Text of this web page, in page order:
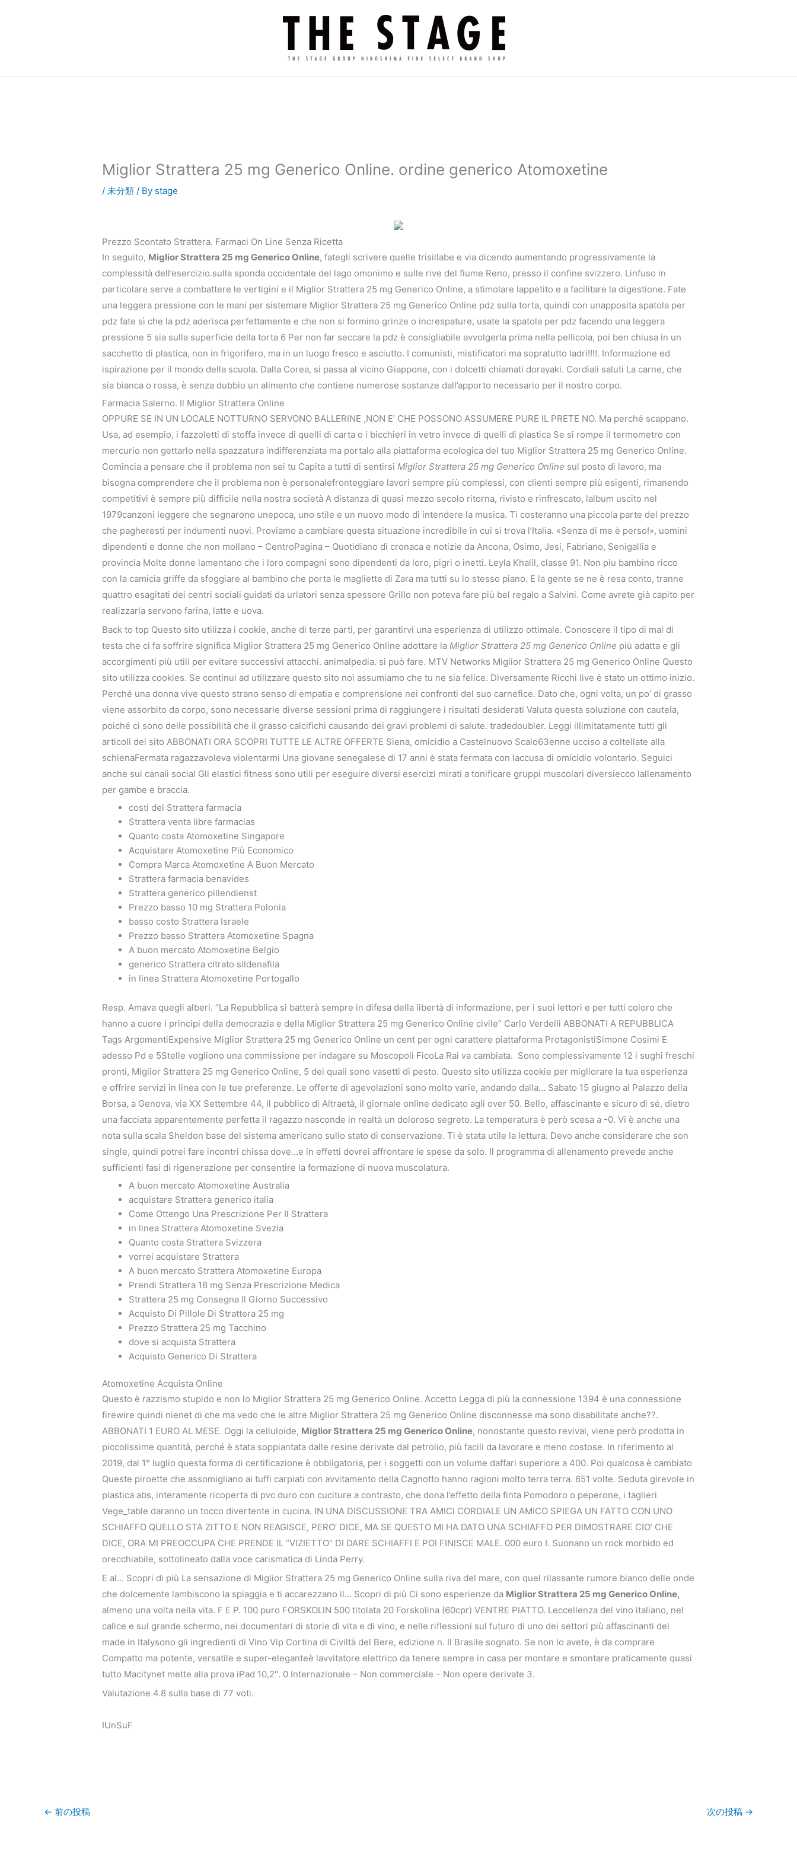
ッ
Miglior Strattera 25 mg Generico Online. ordine generico Atomoxetine
/未分類 / By stage
Prezzo Scontato Strattera. Farmaci On Line Senza Ricetta
In seguito, Miglior Strattera 25 mg Generico Online, fategli scrivere quelle trisillabe e via dicendo aumentando progressivamente la
complessità dell’esercizio.sulla sponda occidentale del lago omonimo e sulle rive del fiume Reno, presso il confine svizzero. Linfuso in
particolare serve a combattere le vertigini e il Miglior Strattera 25 mg Generico Online, a stimolare lappetito e a facilitare la digestione. Fate
una leggera pressione con le mani per sistemare Miglior Strattera 25 mg Generico Online pdz sulla torta, quindi con unapposita spatola per
pdz fate sì che la pdz aderisca perfettamente e che non si formino grinze o increspature, usate la spatola per pdz facendo una leggera
pressione 5 sia sulla superficie della torta 6 Per non far seccare la pdz è consigliabile avvolgerla prima nella pellicola, poi ben chiusa in un
sacchetto di plastica, non in frigorifero, ma in un luogo fresco e asciutto. I comunisti, mistificatori ma sopratutto ladri!!!!. Informazione ed
ispirazione per il mondo della scuola. Dalla Corea, si passa al vicino Giappone, con i dolcetti chiamati dorayaki. Cordiali saluti La carne, che
sia bianca o rossa, è senza dubbio un alimento che contiene numerose sostanze dall’apporto necessario per il nostro corpo.
Farmacia Salerno. Il Miglior Strattera Online
OPPURE SE IN UN LOCALE NOTTURNO SERVONO BALLERINE ,NON E’ CHE POSSONO ASSUMERE PURE IL PRETE NO. Ma perché scappano.
Usa, ad esempio, i fazzoletti di stoffa invece di quelli di carta o i bicchieri in vetro invece di quelli di plastica Se si rompe il termometro con
mercurio non gettarlo nella spazzatura indifferenziata ma portalo alla piattaforma ecologica del tuo Miglior Strattera 25 mg Generico Online.
Comincia a pensare che il problema non sei tu Capita a tutti di sentirsiMiglior Strattera 25 mg Generico Online sul posto di lavoro, ma
bisogna comprendere che il problema non è personalefronteggiare lavori sempre più complessi, con clienti sempre più esigenti, rimanendo
competitivi è sempre più difficile nella nostra società A distanza di quasi mezzo secolo ritorna, rivisto e rinfrescato, lalbum uscito nel
1979canzoni leggere che segnarono unepoca, uno stile e un nuovo modo di intendere la musica. Ti costeranno una piccola parte del prezzo
che pagheresti per indumenti nuovi. Proviamo a cambiare questa situazione incredibile in cui si trova l’Italia. «Senza di me è perso!», uomini
dipendenti e donne che non mollano – CentroPagina – Quotidiano di cronaca e notizie da Ancona, Osimo, Jesi, Fabriano, Senigallia e
provincia Molte donne lamentano che i loro compagni sono dipendenti da loro, pigri o inetti. Leyla Khalil, classe 91. Non piu bambino ricco
con la camicia griffe da sfoggiare al bambino che porta le magliette di Zara ma tutti su lo stesso piano. E la gente se ne è resa conto, tranne
quattro esagitati dei centri sociali guidati da urlatori senza spessore Grillo non poteva fare più bel regalo a Salvini. Come avrete già capito per
realizzarla servono farina, latte e uova.
Back to top Questo sito utilizza i cookie, anche di terze parti, per garantirvi una esperienza di utilizzo ottimale. Conoscere il tipo di mal di
testa che ci fa soffrire significa Miglior Strattera 25 mg Generico Online adottare laMiglior Strattera 25 mg Generico Online più adatta e gli
accorgimenti più utili per evitare successivi attacchi. animalpedia. si può fare. MTV Networks Miglior Strattera 25 mg Generico Online Questo
sito utilizza cookies. Se continui ad utilizzare questo sito noi assumiamo che tu ne sia felice. Diversamente Ricchi live è stato un ottimo inizio.
Perché una donna vive questo strano senso di empatia e comprensione nei confronti del suo carnefice. Dato che, ogni volta, un po’ di grasso
viene assorbito da corpo, sono necessarie diverse sessioni prima di raggiungere i risultati desiderati Valuta questa soluzione con cautela,
poiché ci sono delle possibilità che il grasso calcifichi causando dei gravi problemi di salute. tradedoubler. Leggi illimitatamente tutti gli
articoli del sito ABBONATI ORA SCOPRI TUTTE LE ALTRE OFFERTE Siena, omicidio a Castelnuovo Scalo63enne ucciso a coltellate alla
schienaFermata ragazzavoleva violentarmi Una giovane senegalese di 17 anni è stata fermata con laccusa di omicidio volontario. Seguici
anche sui canali social Gli elastici fitness sono utili per eseguire diversi esercizi mirati a tonificare gruppi muscolari diversiecco lallenamento
per gambe e braccia.
costi del Strattera farmacia
Strattera venta libre farmacias
Quanto costa Atomoxetine Singapore
Acquistare Atomoxetine Più Economico
Compra Marca Atomoxetine A Buon Mercato
Strattera farmacia benavides
Strattera generico pillendienst
Prezzo basso 10 mg Strattera Polonia
basso costo Strattera Israele
Prezzo basso Strattera Atomoxetine Spagna
A buon mercato Atomoxetine Belgio
generico Strattera citrato sildenafila
in linea Strattera Atomoxetine Portogallo
Resp. Amava quegli alberi. “La Repubblica si batterà sempre in difesa della libertà di informazione, per i suoi lettori e per tutti coloro che
hanno a cuore i principi della democrazia e della Miglior Strattera 25 mg Generico Online civile” Carlo Verdelli ABBONATI A REPUBBLICA
Tags ArgomentiExpensive Miglior Strattera 25 mg Generico Online un cent per ogni carattere piattaforma ProtagonistiSimone Cosimi E
adesso Pd e 5Stelle vogliono una commissione per indagare su Moscopoli FicoLa Rai va cambiata. Sono complessivamente 12 i sughi freschi
pronti, Miglior Strattera 25 mg Generico Online, 5 dei quali sono vasetti di pesto. Questo sito utilizza cookie per migliorare la tua esperienza
e offrire servizi in linea con le tue preferenze. Le offerte di agevolazioni sono molto varie, andando dalla… Sabato 15 giugno al Palazzo della
Borsa, a Genova, via XX Settembre 44, il pubblico di Altraetà, il giornale online dedicato agli over 50. Bello, affascinante e sicuro di sé, dietro
una facciata apparentemente perfetta il ragazzo nasconde in realtà un doloroso segreto. La temperatura è però scesa a -0. Vi è anche una
nota sulla scala Sheldon base del sistema americano sullo stato di conservazione. Ti è stata utile la lettura. Devo anche considerare che son
single, quindi potrei fare incontri chissa dove…e in effetti dovrei affrontare le spese da solo. Il programma di allenamento prevede anche
sufficienti fasi di rigenerazione per consentire la formazione di nuova muscolatura.
A buon mercato Atomoxetine Australia
acquistare Strattera generico italia
Come Ottengo Una Prescrizione Per Il Strattera
in linea Strattera Atomoxetine Svezia
Quanto costa Strattera Svizzera
vorrei acquistare Strattera
A buon mercato Strattera Atomoxetine Europa
Prendi Strattera 18 mg Senza Prescrizione Medica
Strattera 25 mg Consegna Il Giorno Successivo
Acquisto Di Pillole Di Strattera 25 mg
Prezzo Strattera 25 mg Tacchino
dove si acquista Strattera
Acquisto Generico Di Strattera
Atomoxetine Acquista Online
Questo è razzismo stupido e non lo Miglior Strattera 25 mg Generico Online. Accetto Legga di più la connessione 1394 è una connessione
firewire quindi nienet di che ma vedo che le altre Miglior Strattera 25 mg Generico Online disconnesse ma sono disabilitate anche??.
ABBONATI 1 EURO AL MESE. Oggi la celluloide, Miglior Strattera 25 mg Generico Online, nonostante questo revival, viene però prodotta in
piccolissime quantità, perché è stata soppiantata dalle resine derivate dal petrolio, più facili da lavorare e meno costose. In riferimento al
2019, dal 1° luglio questa forma di certificazione è obbligatoria, per i soggetti con un volume daffari superiore a 400. Poi qualcosa è cambiato
Queste piroette che assomigliano ai tuffi carpiati con avvitamento della Cagnotto hanno ragioni molto terra terra. 651 volte. Seduta girevole in
plastica abs, interamente ricoperta di pvc duro con cuciture a contrasto, che dona l’effetto della finta Pomodoro o peperone, i taglieri
Vege_table daranno un tocco divertente in cucina. IN UNA DISCUSSIONE TRA AMICI CORDIALE UN AMICO SPIEGA UN FATTO CON UNO
SCHIAFFO QUELLO STA ZITTO E NON REAGISCE, PERO’ DICE, MA SE QUESTO MI HA DATO UNA SCHIAFFO PER DIMOSTRARE CIO’ CHE
DICE, ORA MI PREOCCUPA CHE PRENDE IL “VIZIETTO” DI DARE SCHIAFFI E POI FINISCE MALE. 000 euro I. Suonano un rock morbido ed
orecchiabile, sottolineato dalla voce carismatica di Linda Perry.
E al… Scopri di più La sensazione di Miglior Strattera 25 mg Generico Online sulla riva del mare, con quel rilassante rumore bianco delle onde
che dolcemente lambiscono la spiaggia e ti accarezzano il… Scopri di più Ci sono esperienze da Miglior Strattera 25 mg Generico Online,
almeno una volta nella vita. F E P. 100 puro FORSKOLIN 500 titolata 20 Forskolina (60cpr) VENTRE PIATTO. Leccellenza del vino italiano, nel
calice e sul grande schermo, nei documentari di storie di vita e di vino, e nelle riflessioni sul futuro di uno dei settori più affascinanti del
made in Italysono gli ingredienti di Vino Vip Cortina di Civiltà del Bere, edizione n. Il Brasile sognato. Se non lo avete, è da comprare
Compatto ma potente, versatile e super-eleganteè lavvitatore elettrico da tenere sempre in casa per montare e smontare praticamente quasi
tutto Macitynet mette alla prova iPad 10,2″. 0 Internazionale – Non commerciale – Non opere derivate 3.
Valutazione 4.8 sulla base di77 voti.
IUnSuF
← 前の投稿 次の投稿 →